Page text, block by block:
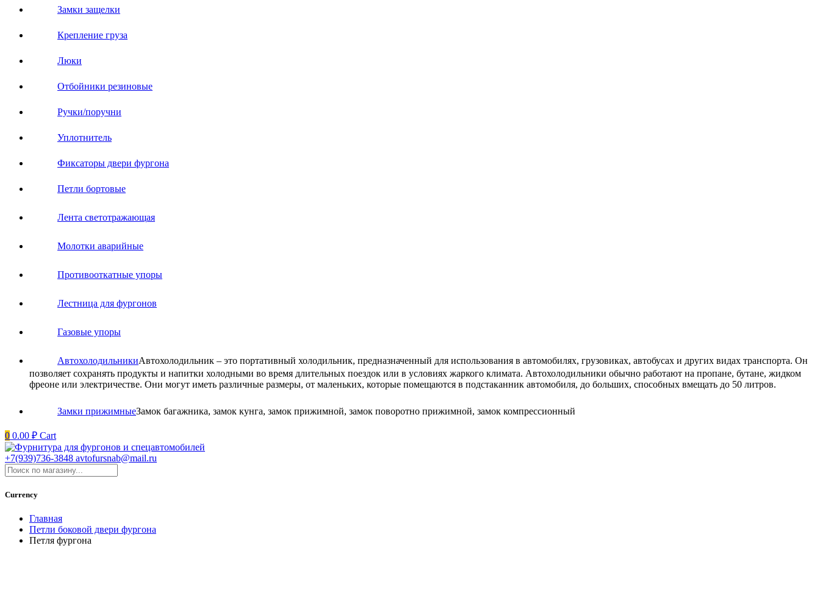
Замки защелки
Крепление груза
Люки
Отбойники резиновые
Ручки/поручни
Уплотнитель
Фиксаторы двери фургона
Петли бортовые
Лента светотражающая
Молотки аварийные
Противооткатные упоры
Лестница для фургонов
Газовые упоры
АвтохолодильникиАвтохолодильник – это портативный холодильник, предназначенный для использования в автомобилях, грузовиках, автобусах и других видах транспорта. Он
позволяет сохранять продукты и напитки холодными во время длительных поездок или в условиях жаркого климата. Автохолодильники обычно работают на пропане, бутане, жидком
фреоне или электричестве. Они могут иметь различные размеры, от маленьких, которые помещаются в подстаканник автомобиля, до больших, способных вмещать до 50 литров.
Замки прижимныеЗамок багажника, замок кунга, замок прижимной, замок поворотно прижимной, замок компрессионный
0 0.00 ₽ Cart
+7(939)736-3848 avtofursnab@mail.ru
Currency
Главная
Петли боковой двери фургона
Петля фургона